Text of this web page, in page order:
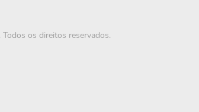
os direitos reservados.